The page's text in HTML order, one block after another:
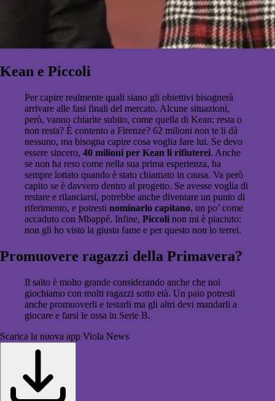
Kean e Piccoli
Per capire realmente quali siano gli obiettivi bisognerà
arrivare alle fasi finali del mercato. Alcune situazioni,
però, vanno chiarite subito, come quella di Kean: resta o
non resta? È contento a Firenze? 62 milioni non te li dà
nessuno, ma bisogna capire cosa voglia fare lui. Se devo
essere sincero, 40 milioni per Kean li rifiuterei. Anche
se non ha reso come nella sua prima esperienza, ha
sempre lottato quando è stato chiamato in causa. Va però
capito se è davvero dentro al progetto. Se avesse voglia di
restare e rilanciarsi, potrebbe anche diventare un punto di
riferimento, e potresti nominarlo capitano, un po’ come
accaduto con Mbappé. Infine, Piccoli non mi è piaciuto:
non gli ho visto la giusta fame e per questo non lo terrei.
Promuovere ragazzi della Primavera?
Il salto è molto grande considerando anche che noi
giochiamo con molti ragazzi sotto età. Un paio potresti
anche promuoverli e testarli ma gli altri devi mandarli a
giocare e farsi le ossa in Serie B.
Scarica la nuova app Viola News